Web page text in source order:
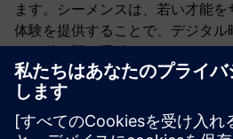
ます。シーメンスは、若い才能
体験を提供することで、デジタ
への道を開く手助けをしています
私たちに加わって、デジタルの未
る環境を作る手助けをしてくださ